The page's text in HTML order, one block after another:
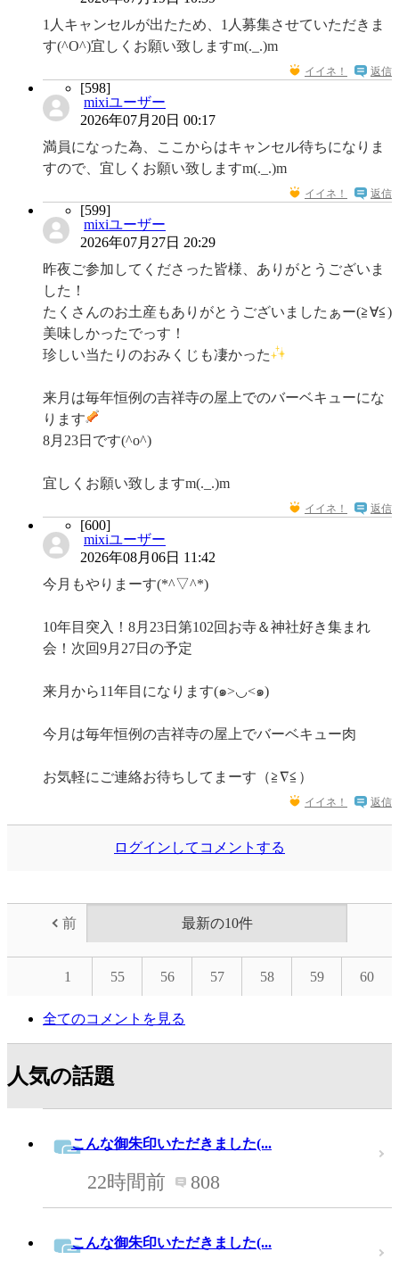
1人キャンセルが出たため、1人募集させていただきま
す(^O^)宜しくお願い致しますm(._.)m
イイネ！ 返信
[598]
mixiユーザー
2026年07月20日 00:17
満員になった為、ここからはキャンセル待ちになりま
すので、宜しくお願い致しますm(._.)m
イイネ！ 返信
[599]
mixiユーザー
2026年07月27日 20:29
昨夜ご参加してくださった皆様、ありがとうございま
した！
たくさんのお土産もありがとうございましたぁー(≧∀≦)
美味しかったでっす！
珍しい当たりのおみくじも凄かった
来月は毎年恒例の吉祥寺の屋上でのバーベキューにな
ります
8月23日です(^o^)
宜しくお願い致しますm(._.)m
イイネ！ 返信
[600]
mixiユーザー
2026年08月06日 11:42
今月もやりまーす(*^▽^*)
10年目突入！8月23日第102回お寺＆神社好き集まれ
会！次回9月27日の予定
来月から11年目になります(๑>◡<๑)
今月は毎年恒例の吉祥寺の屋上でバーベキュー肉
お気軽にご連絡お待ちしてまーす（≧∇≦）
イイネ！ 返信
ログインしてコメントする
前 最新の10件
1 55 56 57 58 59 60
全てのコメントを見る
人気の話題
こんな御朱印いただきました(...
22時間前 808
こんな御朱印いただきました(...